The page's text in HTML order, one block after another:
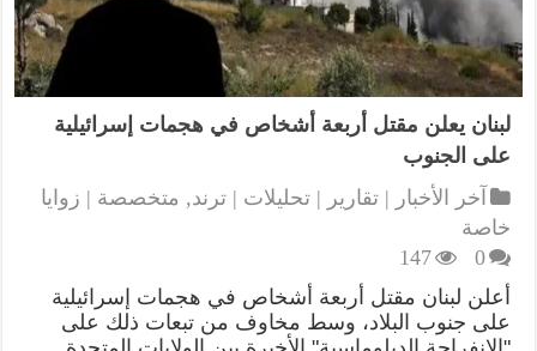
لبنان يعلن مقتل أربعة أشخاص في هجمات إسرائيلية
على الجنوب
آخر الأخبار | تقارير | تحليلات | ترند, متخصصة | زوايا
خاصة
0
147
أعلن لبنان مقتل أربعة أشخاص في هجمات إسرائيلية
على جنوب البلاد، وسط مخاوف من تبعات ذلك على